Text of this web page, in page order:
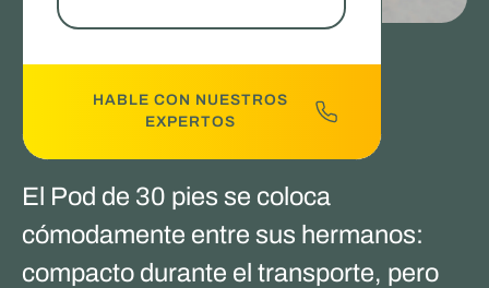
HABLE CON NUESTROS
EXPERTOS
El Pod de 30 pies se coloca
cómodamente entre sus hermanos:
compacto durante el transporte, pero